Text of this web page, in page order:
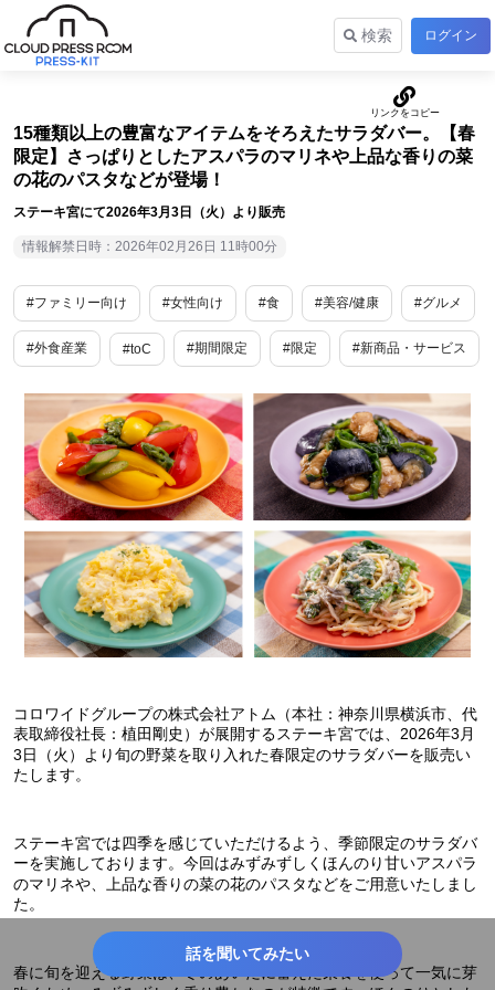
検索 ログイン
15種類以上の豊富なアイテムをそろえたサラダバー。【春
限定】さっぱりとしたアスパラのマリネや上品な香りの菜
の花のパスタなどが登場！
ステーキ宮にて2026年3月3日（火）より販売
情報解禁日時：2026年02月26日 11時00分
#ファミリー向け #女性向け #食 #美容/健康 #グルメ
#外食産業 #toC #期間限定 #限定 #新商品・サービス
コロワイドグループの株式会社アトム（本社：神奈川県横浜市、代
表取締役社長：植田剛史）が展開するステーキ宮では、2026年3月
3日（火）より旬の野菜を取り入れた春限定のサラダバーを販売い
たします。
ステーキ宮では四季を感じていただけるよう、季節限定のサラダバ
ーを実施しております。今回はみずみずしくほんのり甘いアスパラ
のマリネや、上品な香りの菜の花のパスタなどをご用意いたしまし
た。
春に旬を迎える野菜は、冬のあいだに蓄えた栄養を使って一気に芽
話を聞いてみたい